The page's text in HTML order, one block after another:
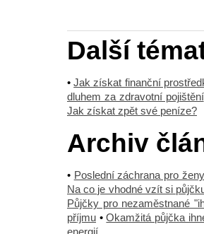
Další
•Jak získat finanční
dluhem za zdravotní pojištění
Jak získat zpět své peníze?
Archiv
• Poslední záchrana pro
Na co je vhodné vzít si
Půjčky pro nezaměstnané
příjmu •Okamžitá půjčka
energií